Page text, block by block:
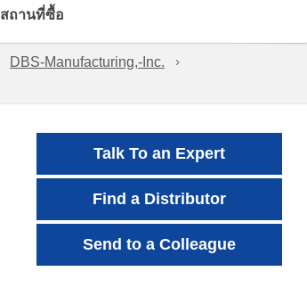
สถานที่ซื้อ
DBS-Manufacturing,-Inc.
Talk To an Expert
Find a Distributor
Send to a Colleague